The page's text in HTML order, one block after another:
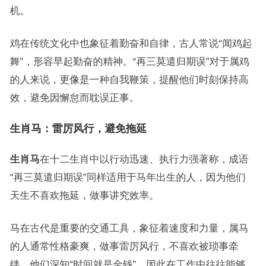
机。
鸡在传统文化中也象征着勤奋和自律，古人常说“闻鸡起
舞”，形容早起勤奋的精神。“再三莫遣归期误”对于属鸡
的人来说，更像是一种自我鞭策，提醒他们时刻保持高
效，避免因懈怠而耽误正事。
生肖马：雷厉风行，避免拖延
生肖马在十二生肖中以行动迅速、执行力强著称，成语
“再三莫遣归期误”同样适用于马年出生的人，因为他们
天生不喜欢拖延，做事讲究效率。
马在古代是重要的交通工具，象征着速度和力量，属马
的人通常性格豪爽，做事雷厉风行，不喜欢被琐事牵